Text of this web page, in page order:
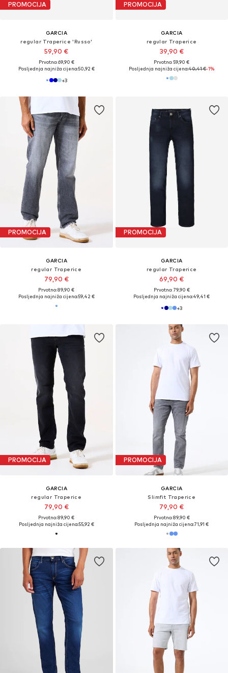
PROMOCIJA
GARCIA
regular Traperice 'Russo'
59,90 €
Prvotno: 69,90 €
Posljednja najniža cijena:50,92 €
+3
PROMOCIJA
GARCIA
regular Traperice
39,90 €
Prvotno: 59,90 €
Posljednja najniža cijena:40,41 €-1%
PROMOCIJA
GARCIA
regular Traperice
79,90 €
Prvotno: 89,90 €
Posljednja najniža cijena:59,42 €
PROMOCIJA
GARCIA
regular Traperice
69,90 €
Prvotno: 79,90 €
Posljednja najniža cijena:49,41 €
+3
PROMOCIJA
GARCIA
regular Traperice
79,90 €
Prvotno: 89,90 €
Posljednja najniža cijena:55,92 €
PROMOCIJA
GARCIA
Slimfit Traperice
79,90 €
Prvotno: 89,90 €
Posljednja najniža cijena:71,91 €